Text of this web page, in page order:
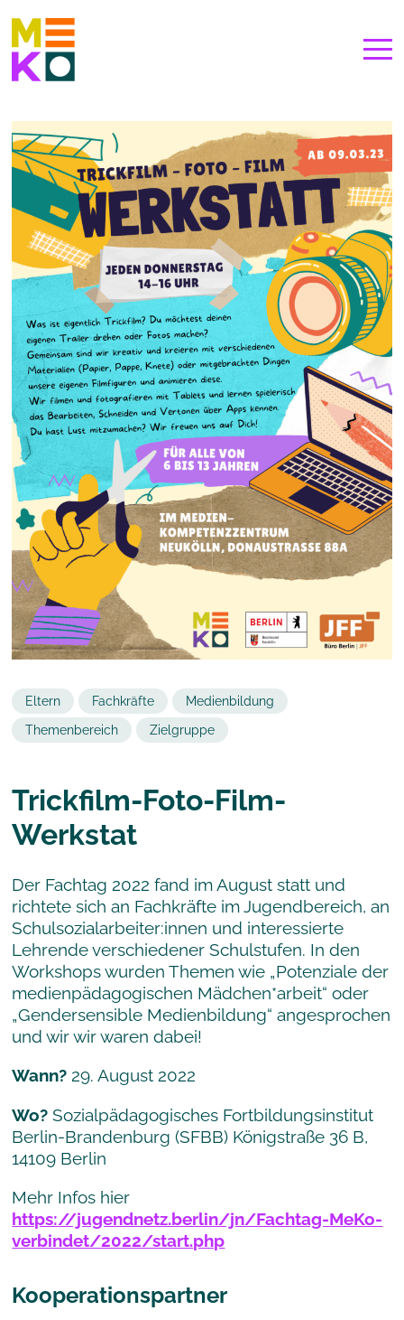
Eltern Fachkräfte
Medienbildung
Themenbereich
Zielgruppe
Trickfilm-Foto-Film-
Werkstat
Der Fachtag 2022 fand im August statt und
richtete sich an Fachkräfte im Jugendbereich, an
Schulsozialarbeiter:innen und interessierte
Lehrende verschiedener Schulstufen. In den
Workshops wurden Themen wie „Potenziale der
medienpädagogischen Mädchen*arbeit“ oder
„Gendersensible Medienbildung“ angesprochen
und wir wir waren dabei!
Wann? 29. August 2022
Wo? Sozialpädagogisches Fortbildungsinstitut
Berlin-Brandenburg (SFBB) Königstraße 36 B,
14109 Berlin
Mehr Infos hier
https://jugendnetz.berlin/jn/Fachtag-MeKo-
verbindet/2022/start.php
Kooperationspartner